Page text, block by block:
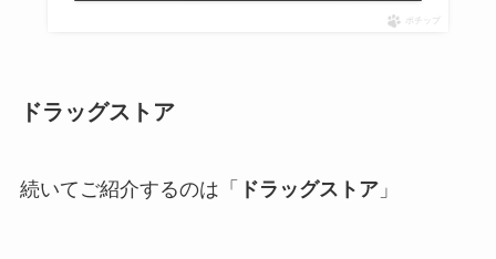
ポチップ
ドラッグストア
続いてご紹介するのは「 ドラッグストア」